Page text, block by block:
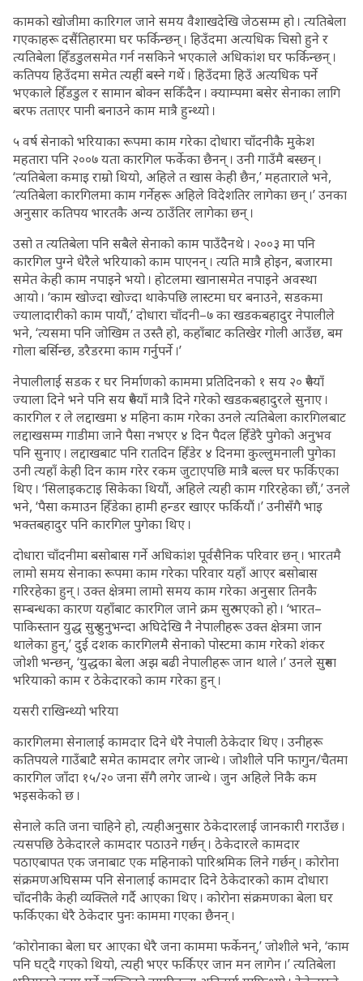
कामको खोजीमा कारिगल जाने समय वैशाखदेखि जेठसम्म हो । त्यतिबेला
गएकाहरू दसैंतिहारमा घर फर्किन्छन् । हिउँदमा अत्यधिक चिसो हुने र
त्यतिबेला हिँडडुलसमेत गर्न नसकिने भएकाले अधिकांश घर फर्किन्छन् ।
कतिपय हिउँदमा समेत त्यहीं बस्ने गर्थे । हिउँदमा हिउँ अत्यधिक पर्ने
भएकाले हिँडडुल र सामान बोक्न सकिँदैन । क्याम्पमा बसेर सेनाका लागि
बरफ तताएर पानी बनाउने काम मात्रै हुन्थ्यो ।
५ वर्ष सेनाको भरियाका रूपमा काम गरेका दोधारा चाँदनीकै मुकेश
महतारा पनि २००७ यता कारगिल फर्केका छैनन् । उनी गाउँमै बस्छन् ।
‘त्यतिबेला कमाइ राम्रो थियो, अहिले त खास केही छैन,’ महताराले भने,
‘त्यतिबेला कारगिलमा काम गर्नेहरू अहिले विदेशतिर लागेका छन् ।’ उनका
अनुसार कतिपय भारतकै अन्य ठाउँतिर लागेका छन् ।
उसो त त्यतिबेला पनि सबैले सेनाको काम पाउँदैनथे । २००३ मा पनि
कारगिल पुग्ने धेरैले भरियाको काम पाएनन् । त्यति मात्रै होइन, बजारमा
समेत केही काम नपाइने भयो । होटलमा खानासमेत नपाइने अवस्था
आयो । ‘काम खोज्दा खोज्दा थाकेपछि लास्टमा घर बनाउने, सडकमा
ज्यालादारीको काम पायौं,’ दोधारा चाँदनी–७ का खडकबहादुर नेपालीले
भने, ‘त्यसमा पनि जोखिम त उस्तै हो, कहाँबाट कतिखेर गोली आउँछ, बम
गोला बर्सिन्छ, डरैडरमा काम गर्नुपर्ने ।’
नेपालीलाई सडक र घर निर्माणको काममा प्रतिदिनको १ सय २० रुपैयाँ
ज्याला दिने भने पनि सय रुपैयाँ मात्रै दिने गरेको खडकबहादुरले सुनाए ।
कारगिल र ले लद्दाखमा ४ महिना काम गरेका उनले त्यतिबेला कारगिलबाट
लद्दाखसम्म गाडीमा जाने पैसा नभएर ४ दिन पैदल हिँडेरै पुगेको अनुभव
पनि सुनाए । लद्दाखबाट पनि रातदिन हिँडेर ४ दिनमा कुल्लुमनाली पुगेका
उनी त्यहाँ केही दिन काम गरेर रकम जुटाएपछि मात्रै बल्ल घर फर्किएका
थिए । ‘सिलाइकटाइ सिकेका थियौं, अहिले त्यही काम गरिरहेका छौं,’ उनले
भने, ‘पैसा कमाउन हिँडेका हामी हन्डर खाएर फर्कियौं ।’ उनीसँगै भाइ
भक्तबहादुर पनि कारगिल पुगेका थिए ।
दोधारा चाँदनीमा बसोबास गर्ने अधिकांश पूर्वसैनिक परिवार छन् । भारतमै
लामो समय सेनाका रूपमा काम गरेका परिवार यहाँ आएर बसोबास
गरिरहेका हुन् । उक्त क्षेत्रमा लामो समय काम गरेका अनुसार तिनकै
सम्बन्धका कारण यहाँबाट कारगिल जाने क्रम सुरु भएको हो । ‘भारत–
पाकिस्तान युद्ध सुरु हुनुभन्दा अघिदेखि नै नेपालीहरू उक्त क्षेत्रमा जान
थालेका हुन्,’ दुई दशक कारगिलमै सेनाको पोस्टमा काम गरेको शंकर
जोशी भन्छन्, ‘युद्धका बेला अझ बढी नेपालीहरू जान थाले ।’ उनले सुरुमा
भरियाको काम र ठेकेदारको काम गरेका हुन् ।
यसरी राखिन्थ्यो भरिया
कारगिलमा सेनालाई कामदार दिने धेरै नेपाली ठेकेदार थिए । उनीहरू
कतिपयले गाउँबाटै समेत कामदार लगेर जान्थे । जोशीले पनि फागुन/चैतमा
कारगिल जाँदा १५/२० जना सँगै लगेर जान्थे । जुन अहिले निकै कम
भइसकेको छ ।
सेनाले कति जना चाहिने हो, त्यहीअनुसार ठेकेदारलाई जानकारी गराउँछ ।
त्यसपछि ठेकेदारले कामदार पठाउने गर्छन् । ठेकेदारले कामदार
पठाएबापत एक जनाबाट एक महिनाको पारिश्रमिक लिने गर्छन् । कोरोना
संक्रमणअघिसम्म पनि सेनालाई कामदार दिने ठेकेदारको काम दोधारा
चाँदनीकै केही व्यक्तिले गर्दै आएका थिए । कोरोना संक्रमणका बेला घर
फर्किएका धेरै ठेकेदार पुनः काममा गएका छैनन् ।
‘कोरोनाका बेला घर आएका धेरै जना काममा फर्केनन्,’ जोशीले भने, ‘काम
पनि घट्दै गएको थियो, त्यही भएर फर्किएर जान मन लागेन ।’ त्यतिबेला